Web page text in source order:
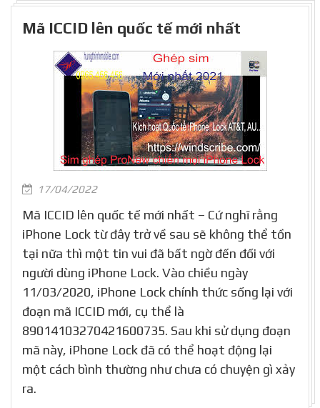
Mã ICCID lên quốc tế mới nhất
17/04/2022
Mã ICCID lên quốc tế mới nhất – Cứ nghĩ rằng
iPhone Lock từ đây trở về sau sẽ không thể tồn
tại nữa thì một tin vui đã bất ngờ đến đối với
người dùng iPhone Lock. Vào chiều ngày
11/03/2020, iPhone Lock chính thức sống lại với
đoạn mã ICCID mới, cụ thể là
89014103270421600735. Sau khi sử dụng đoạn
mã này, iPhone Lock đã có thể hoạt động lại
một cách bình thường như chưa có chuyện gì xảy
ra.